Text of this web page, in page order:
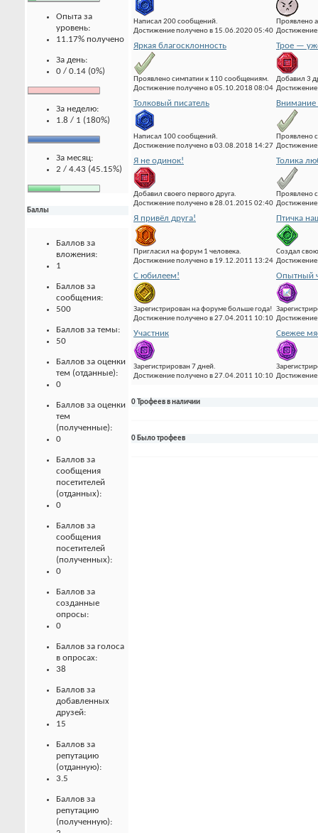
Опыта за
уровень:
11.17% получено
За день:
0 / 0.14 (0%)
За неделю:
1.8 / 1 (180%)
За месяц:
2 / 4.43 (45.15%)
Баллы
Баллов за
вложения:
1
Баллов за
сообщения:
500
Баллов за темы:
50
Баллов за оценки
тем (отданные):
0
Баллов за оценки
тем
(полученные):
0
Баллов за
сообщения
посетителей
(отданных):
0
Баллов за
сообщения
посетителей
(полученных):
0
Баллов за
созданные
опросы:
0
Баллов за голоса
в опросах:
38
Баллов за
добавленных
друзей:
15
Баллов за
репутацию
(отданную):
3.5
Баллов за
репутацию
(полученную):
Написал 200 сообщений.
Достижение получено в 15.06.2020 05:40
Проявлено
Яркая благосклонность
Проявлено симпатии к 110 сообщениям.
Достижение получено в 05.10.2018 08:04
Трое —
Добавил 3
Толковый писатель
Написал 100 сообщений.
Достижение получено в 03.08.2018 14:27
Внимание
Проявлено
Я не одинок!
Добавил своего первого друга.
Достижение получено в 28.01.2015 02:40
Толика
Проявлено
Я привёл друга!
Пригласил на форум 1 человека.
Достижение получено в 19.12.2011 13:24
Птичка
Создал
С юбилеем!
Зарегистрирован на форуме больше года!
Достижение получено в 27.04.2011 10:10
Опытный
Участник
Зарегистрирован 7 дней.
Достижение получено в 27.04.2011 10:10
Свежее
0 Трофеев в наличии
0 Было трофеев